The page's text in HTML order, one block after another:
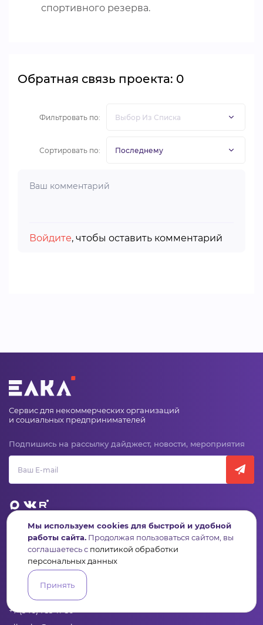
спортивного резерва.
Обратная связь проекта: 0
Фильтровать по:
Сортировать по:
Войдите, чтобы оставить комментарий
Сервис для некоммерческих организаций
и социальных предпринимателей
Подпишись на рассылку дайджест, новости, мероприятия
ПульсКонкурсыОрганизацииАктивистыПроекты
АналитикаБаза знанийВидеокурсы
Контакты
+7 (346) 735-11-30
Мы используем cookies для быстрой и удобной
работы сайта. Продолжая пользоваться сайтом, вы
соглашаетесь с политикой обработки
персональных данных
Принять